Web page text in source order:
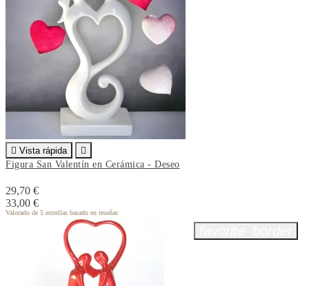
 Vista rápida

Figura San Valentín en Cerámica - Deseo
29,70 €
33,00 €
Valorado de 5 estrellas basado en reseñas